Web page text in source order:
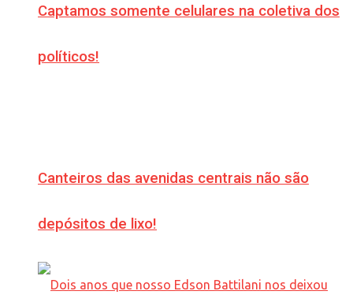
Captamos somente celulares na coletiva dos
políticos!
Canteiros das avenidas centrais não são
depósitos de lixo!